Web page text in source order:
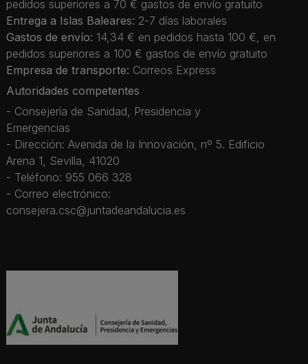
pedidos superiores a 70 € gastos de envío gratuito
Entrega a Islas Baleares: 2-7 días laborales
Gastos de envío: 14,34 € en pedidos hasta 100 €, en
pedidos superiores a 100 € gastos de envío gratuito
Empresa de transporte: Correos Express
Autoridades competentes
- Consejería de Sanidad, Presidencia y
Emergencias
- Dirección: Avenida de la Innovación, nº 5. Edificio
Arena 1, Sevilla, 41020
- Teléfono: 955 066 328
- Correo electrónico:
consejera.csc@juntadeandalucia.es